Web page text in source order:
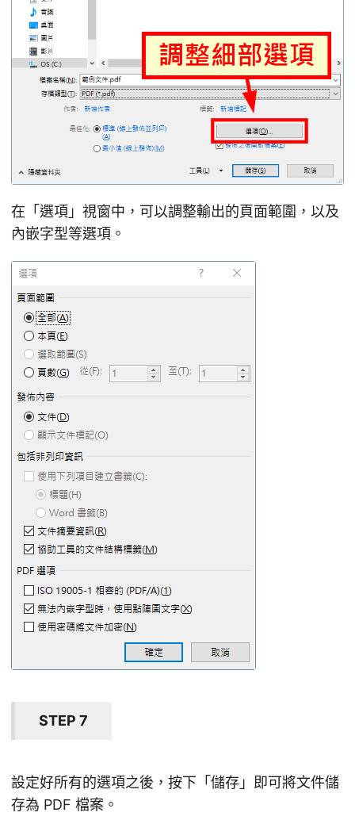
在「選項」視窗中，可以調整輸出的頁面範圍，以及
內嵌字型等選項。
STEP 7
設定好所有的選項之後，按下「儲存」即可將文件儲
存為 PDF 檔案。